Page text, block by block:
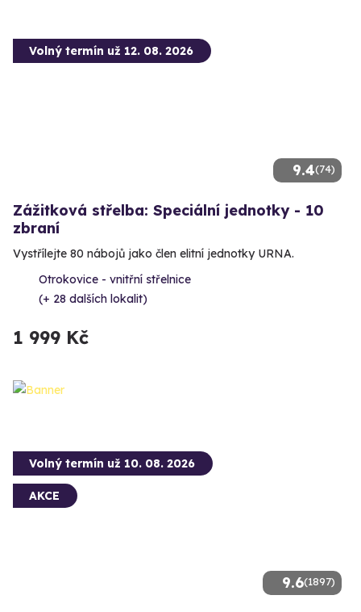
9.4(74)
Volný termín už 12. 08. 2026
Zážitková střelba: Speciální jednotky - 10
zbraní
Vystřílejte 80 nábojů jako člen elitní jednotky URNA.
Otrokovice - vnitřní střelnice
(+ 28 dalších lokalit)
1 999 Kč
9.6(1897)
Volný termín už 10. 08. 2026
AKCE